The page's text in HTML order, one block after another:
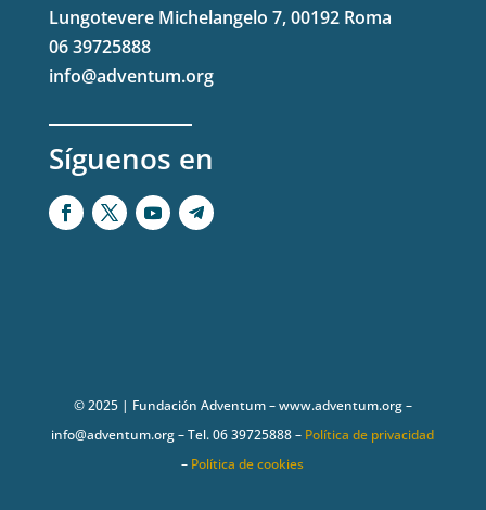
Lungotevere Michelangelo 7, 00192 Roma
06 39725888
info@adventum.org
Síguenos en
© 2025 | Fundación Adventum – www.adventum.org –
info@adventum.org – Tel. 06 39725888 – Política de privacidad
– Política de cookies